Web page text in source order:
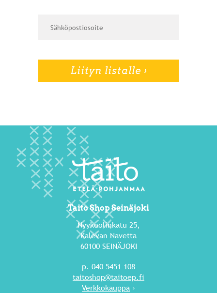
Taito Shop Seinäjoki
Nyykoolinkatu 25,
Kalevan Navetta
60100 SEINÄJOKI
p. 040 5451 108
taitoshop@taitoep.fi
Verkkokauppa ›